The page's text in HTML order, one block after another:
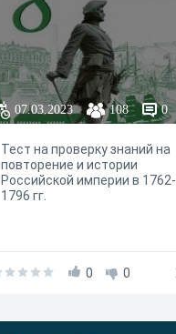
07.03.2023 108 0
Тест на проверку знаний на
повторение и истории
Российской империи в 1762-
1796 гг.
0 0